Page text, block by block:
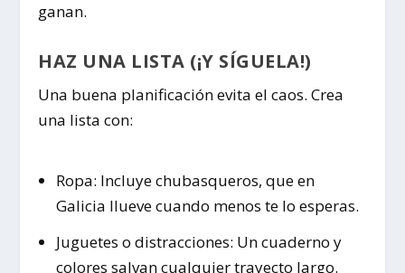
ganan.
HAZ UNA LISTA (¡Y SÍGUELA!)
Una buena planificación evita el caos. Crea
una lista con:
Ropa: Incluye chubasqueros, que en
Galicia llueve cuando menos te lo esperas.
Juguetes o distracciones: Un cuaderno y
colores salvan cualquier trayecto largo.